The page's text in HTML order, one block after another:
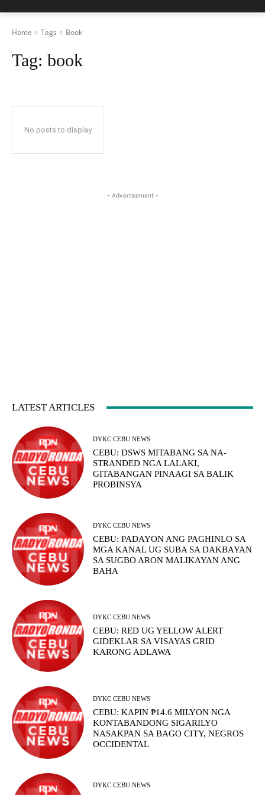
Home Tags Book
Tag: book
No posts to display
- Advertisement -
LATEST ARTICLES
DYKC CEBU NEWS
CEBU: DSWS MITABANG SA NA-
STRANDED NGA LALAKI,
GITABANGAN PINAAGI SA BALIK
PROBINSYA
DYKC CEBU NEWS
CEBU: PADAYON ANG PAGHINLO SA
MGA KANAL UG SUBA SA DAKBAYAN
SA SUGBO ARON MALIKAYAN ANG
BAHA
DYKC CEBU NEWS
CEBU: RED UG YELLOW ALERT
GIDEKLAR SA VISAYAS GRID
KARONG ADLAWA
DYKC CEBU NEWS
CEBU: KAPIN ₱14.6 MILYON NGA
KONTABANDONG SIGARILYO
NASAKPAN SA BAGO CITY, NEGROS
OCCIDENTAL
DYKC CEBU NEWS